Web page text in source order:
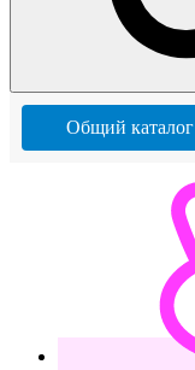
Общий каталог